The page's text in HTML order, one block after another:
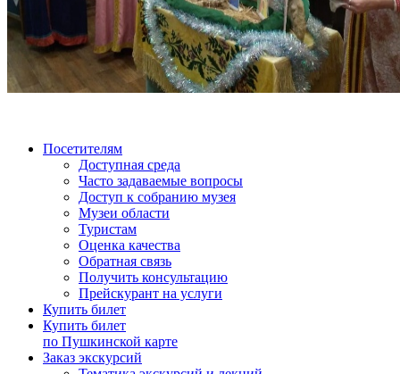
Посетителям
Доступная среда
Часто задаваемые вопросы
Доступ к собранию музея
Музеи области
Туристам
Оценка качества
Обратная связь
Получить консультацию
Прейскурант на услуги
Купить билет
Купить билет
по Пушкинской карте
Заказ экскурсий